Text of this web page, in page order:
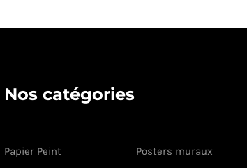
Nos catégories
Papier Peint
Posters muraux